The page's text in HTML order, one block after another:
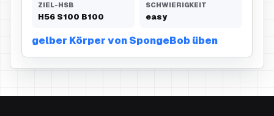
ZIEL-HSB
H56 S100 B100
SCHWIERIGKEIT
easy
gelber Körper von SpongeBob üben